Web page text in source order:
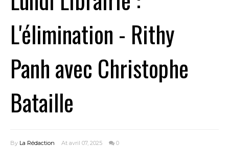
L'élimination - Rithy
Panh avec Christophe
Bataille
By La Rédaction At avril 07, 2025 0